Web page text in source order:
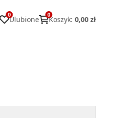
0
Ulubione
0
Koszyk: 0,00 zł